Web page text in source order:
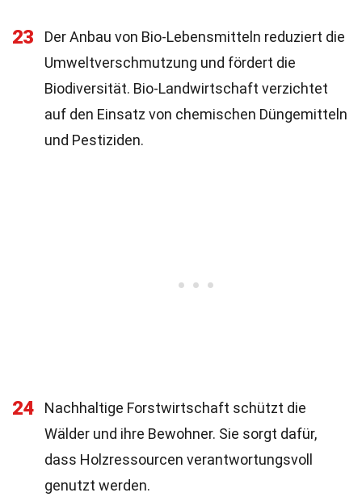
23
Der Anbau von Bio-Lebensmitteln reduziert die
Umweltverschmutzung und fördert die
Biodiversität. Bio-Landwirtschaft verzichtet
auf den Einsatz von chemischen Düngemitteln
und Pestiziden.
24
Nachhaltige Forstwirtschaft schützt die
Wälder und ihre Bewohner. Sie sorgt dafür,
dass Holzressourcen verantwortungsvoll
genutzt werden.